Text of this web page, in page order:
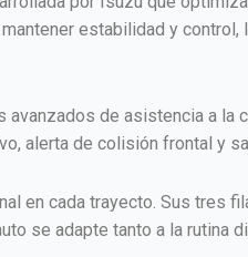
estabilidad y control,
de asistencia a la
alerta de colisión frontal y
en cada trayecto. Sus tres
se adapte tanto a la rutina